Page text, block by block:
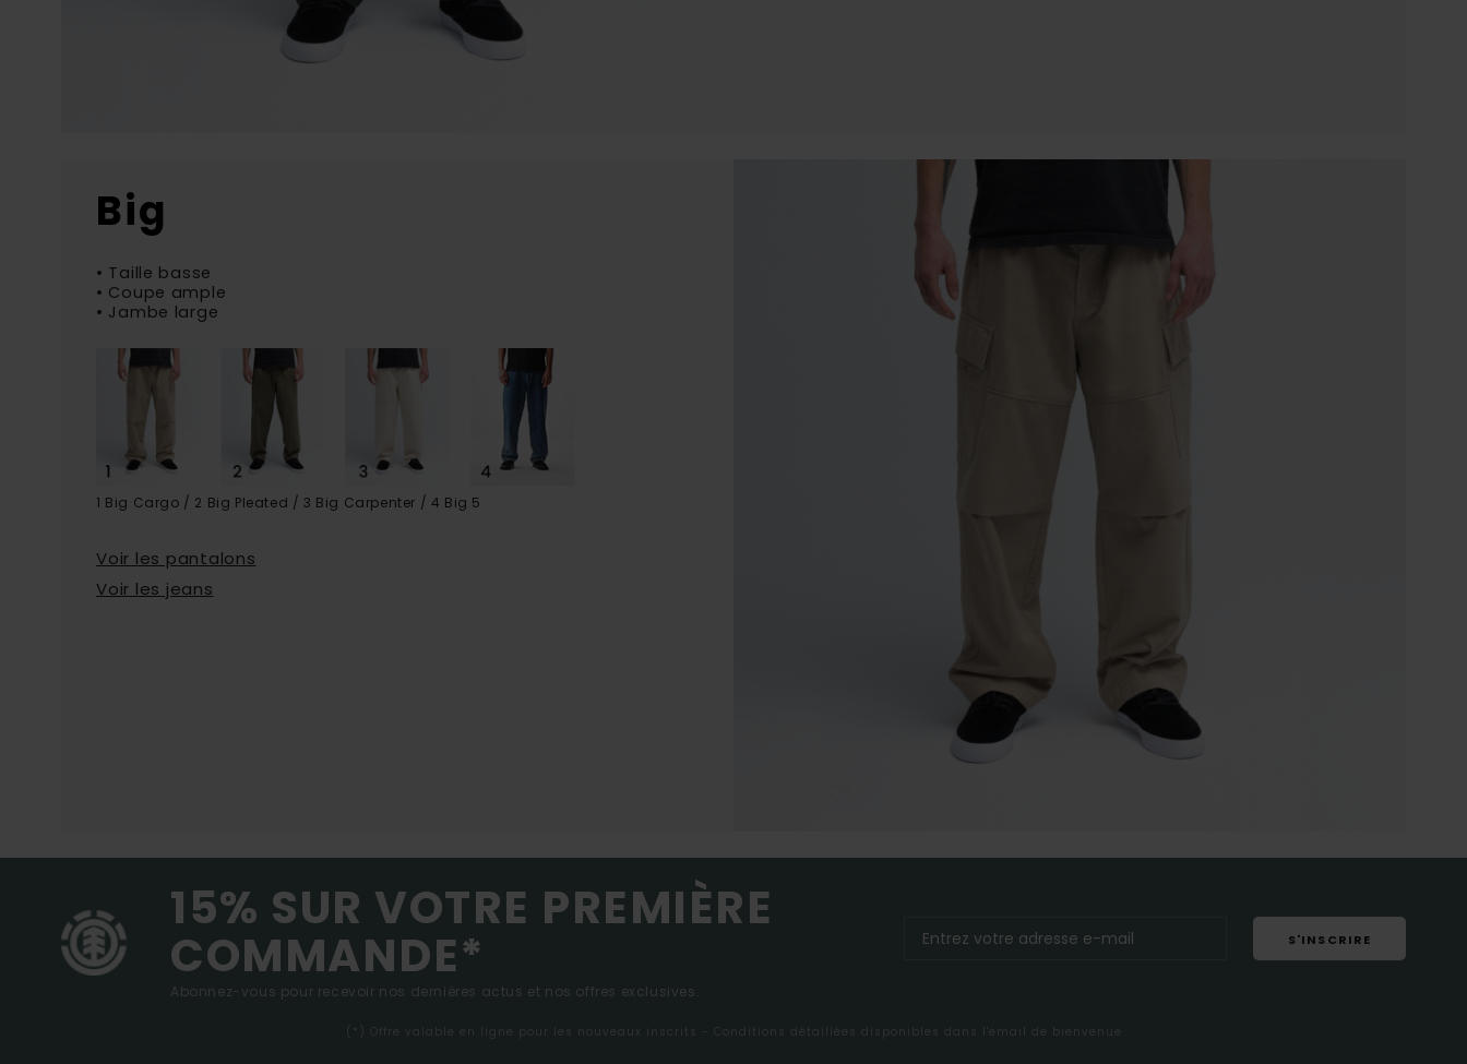
Big
• Taille basse
• Coupe ample
• Jambe large
1 Big Cargo / 2 Big Pleated / 3 Big Carpenter / 4 Big 5
Voir les pantalons
Voir les jeans
15% SUR VOTRE PREMIÈRE
COMMANDE*
Abonnez-vous pour recevoir nos dernières actus et nos offres exclusives.
S'INSCRIRE
(*) Offre valable en ligne pour les nouveaux inscrits - Conditions détaillées disponibles dans l'email de bienvenue